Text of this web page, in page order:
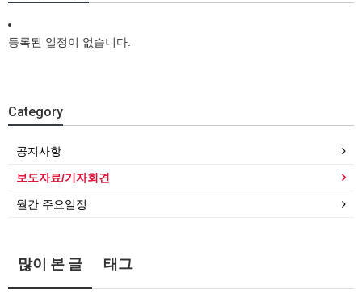
등록된 일정이 없습니다.
Category
공지사항
보도자료/기자회견
월간 주요일정
많이 본 글 태그